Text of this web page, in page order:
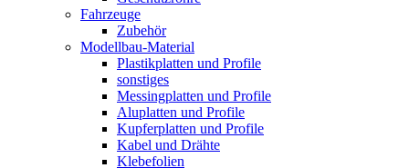
Fahrzeuge
Zubehör
Modellbau-Material
Plastikplatten und Profile
sonstiges
Messingplatten und Profile
Aluplatten und Profile
Kupferplatten und Profile
Kabel und Drähte
Klebefolien